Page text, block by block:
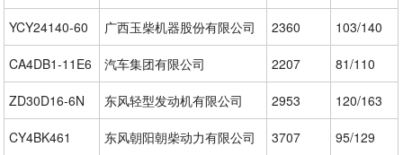
YCY24140-60 广西玉柴机器股份有限公司 2360 103/140
CA4DB1-11E6 汽车集团有限公司 2207 81/110
ZD30D16-6N 东风轻型发动机有限公司 2953 120/163
CY4BK461 东风朝阳朝柴动力有限公司 3707 95/129